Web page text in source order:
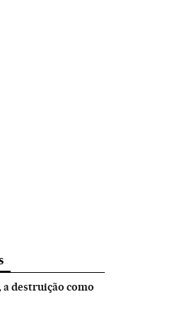
destruição como